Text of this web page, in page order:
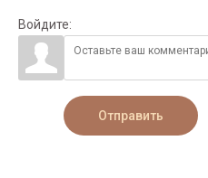
Войдите:
Отправить